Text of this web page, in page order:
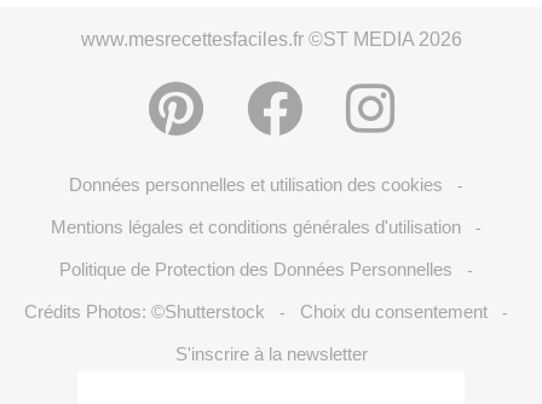
www.mesrecettesfaciles.fr ©ST MEDIA 2026
Données personnelles et utilisation des cookies -
Mentions légales et conditions générales d'utilisation -
Politique de Protection des Données Personnelles -
Crédits Photos: ©Shutterstock - Choix du consentement -
S'inscrire à la newsletter